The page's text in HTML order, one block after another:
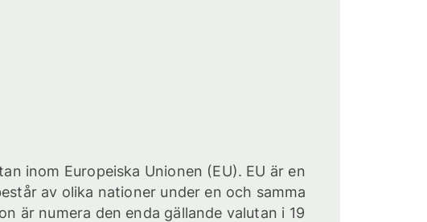
inom Europeiska Unionen (EU). EU är en
av olika nationer under en och samma
är numera den enda gällande valutan i 19